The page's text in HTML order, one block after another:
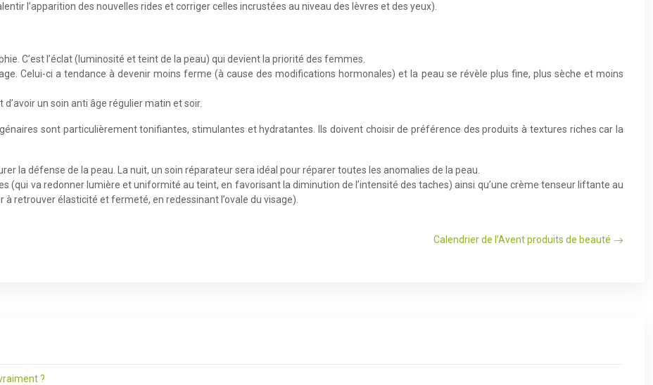
l’apparition des nouvelles rides et corriger celles incrustées au niveau des lèvres et des yeux).
C’est l’éclat (luminosité et teint de la peau) qui devient la priorité des femmes.
Celui-ci a tendance à devenir moins ferme (à cause des modifications hormonales) et la peau se révèle plus fine, plus sèche et moins
un soin anti âge régulier matin et soir.
sont particulièrement tonifiantes, stimulantes et hydratantes. Ils doivent choisir de préférence des produits à textures riches car la
la défense de la peau. La nuit, un soin réparateur sera idéal pour réparer toutes les anomalies de la peau.
(qui va redonner lumière et uniformité au teint, en favorisant la diminution de l’intensité des taches) ainsi qu’une crème tenseur liftante au
retrouver élasticité et fermeté, en redessinant l’ovale du visage).
Calendrier de l’Avent produits de beauté
?